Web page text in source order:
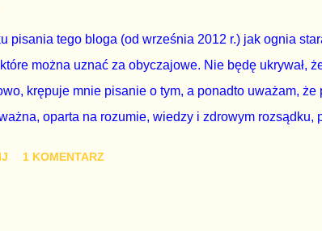
szanującego podstawowe reguły demokraty jest takie
zmiany Konstytu...
pisania tego bloga (od września 2012 r.) jak ognia
można uznać za obyczajowe. Nie będę ukrywał,
krępuje mnie pisanie o tym, a ponadto uważam, że
oparta na rozumie, wiedzy i zdrowym rozsądku,
1 KOMENTARZ